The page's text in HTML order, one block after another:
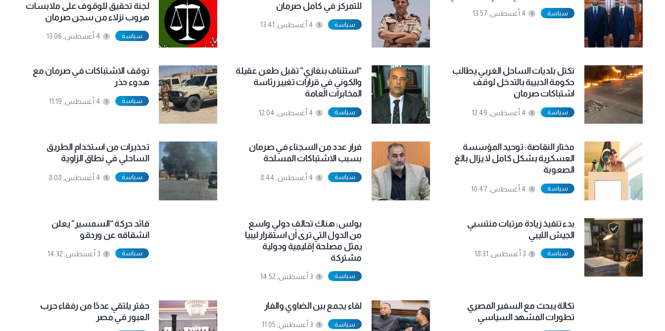
سياسة 4 أغسطس, 13:57
للتمركز في كامل صرمان
سياسة 4 أغسطس, 13:41
لجنة تحقيق للوقوف على ملابسات
هروب نزلاء من سجن صرمان
سياسة 4 أغسطس, 13:06
تكتل بلديات الساحل الغربي يطالب
حكومة الدبيبة بالتدخل لوقف
اشتباكات صرمان
سياسة 4 أغسطس, 12:49
“استئناف بنغازي” تقبل طعن عقيلة
والكوني في قرارات تغيير رئاسة
المخابرات العامة
سياسة 4 أغسطس, 12:04
توقف الاشتباكات في صرمان مع
هدوء حذر
سياسة 4 أغسطس, 11:19
مختار النقاصة: توحيد المؤسسة
العسكرية بشكل كامل لا يزال بالغ
الصعوبة
سياسة 4 أغسطس, 10:47
فرار عدد من السجناء في صرمان
بسبب الاشتباكات المسلحة
سياسة 4 أغسطس, 8:44
تحذيرات من استخدام الطريق
الساحلي في نطاق الزاوية
سياسة 4 أغسطس, 8:08
بدء تنفيذ زيادة مرتبات منتسبي
الجيش الليبي
سياسة 3 أغسطس, 18:31
بولس: هناك تحالف دولي واسع
من الدول التي ترى أن استقرار ليبيا
يمثل مصلحة إقليمية ودولية
مشتركة
سياسة 3 أغسطس, 14:52
قائد حركة “السمسير” يعلن
انشقاقه عن وردقو
سياسة 3 أغسطس, 14:32
تكالة يبحث مع السفير المصري
تطورات المشهد السياسي
لقاء يجمع بين الضاوي والفار
سياسة 3 أغسطس, 11:05
حفتر يلتقي عددًا من رفقاء حرب
العبور في مصر